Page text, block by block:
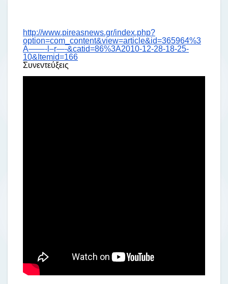
http://www.pireasnews.gr/index.php?
option=com_content&view=article&id=365964%3
A——-l–r—-&catid=86%3A2010-12-28-18-25-
10&Itemid=166
Συνεντεύξεις